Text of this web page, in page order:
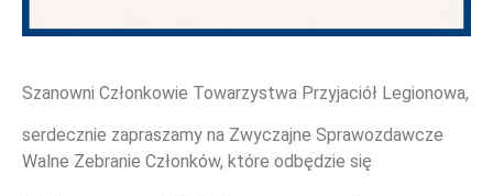
Szanowni Członkowie Towarzystwa Przyjaciół Legionowa,
serdecznie zapraszamy na Zwyczajne Sprawozdawcze
Walne Zebranie Członków, które odbędzie się